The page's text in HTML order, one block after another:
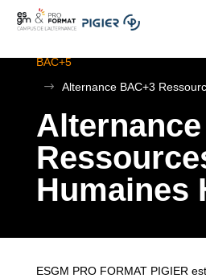
BAC+5
$
Alternance BAC+3
Humaines
ESGM PRO FORMAT PIGIER